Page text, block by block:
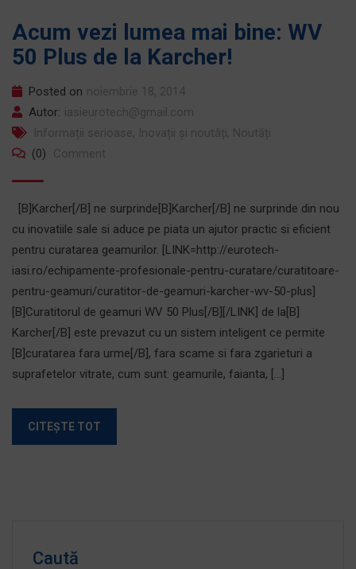
Acum vezi lumea mai bine: WV
50 Plus de la Karcher!
Posted on
Autor:
(0)
[B]Karcher[/B] ne surprinde[B]Karcher[/B] ne surprinde din nou
cu inovatiile sale si aduce pe piata un ajutor practic si eficient
pentru curatarea geamurilor. [LINK=http://eurotech-
iasi.ro/echipamente-profesionale-pentru-curatare/curatitoare-
pentru-geamuri/curatitor-de-geamuri-karcher-wv-50-plus]
[B]Curatitorul de geamuri WV 50 Plus[/B][/LINK] de la[B]
Karcher[/B] este prevazut cu un sistem inteligent ce permite
[B]curatarea fara urme[/B], fara scame si fara zgarieturi a
suprafetelor vitrate, cum sunt: geamurile, faianta, […]
CITEȘTE TOT
Caută